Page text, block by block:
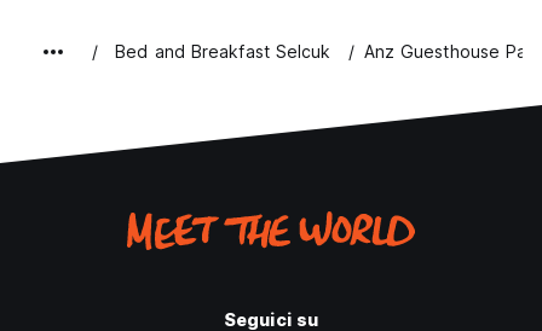
Bed and Breakfast Selcuk Anz Guesthouse
Seguici su